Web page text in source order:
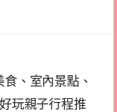
、室內景點、
玩親子行程推